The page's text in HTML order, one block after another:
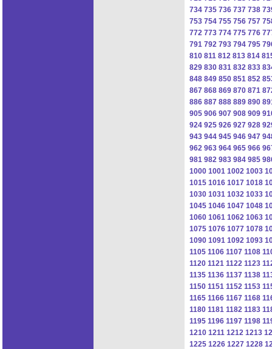
734 735 736 737 738
753 754 755 756 757
772 773 774 775 776
791 792 793 794 795
810 811 812 813 814
829 830 831 832 833
848 849 850 851 852
867 868 869 870 871
886 887 888 889 890
905 906 907 908 909
924 925 926 927 928
943 944 945 946 947
962 963 964 965 966
981 982 983 984 985
1000 1001 1002 1003
1015 1016 1017 1018
1030 1031 1032 1033
1045 1046 1047 1048
1060 1061 1062 1063
1075 1076 1077 1078
1090 1091 1092 1093
1105 1106 1107 1108
1120 1121 1122 1123
1135 1136 1137 1138
1150 1151 1152 1153
1165 1166 1167 1168
1180 1181 1182 1183
1195 1196 1197 1198
1210 1211 1212 1213
1225 1226 1227 1228